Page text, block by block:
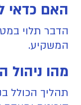
האם כדאי
הדבר תלוי
המשקיע.
מהו ניהול
תהליך הכולל